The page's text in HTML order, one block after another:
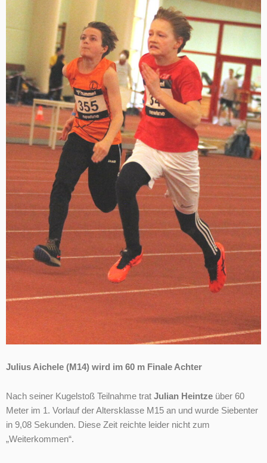
Julius Aichele (M14) wird im 60 m Finale Achter
Nach seiner Kugelstoß Teilnahme trat Julian Heintze über 60
Meter im 1. Vorlauf der Altersklasse M15 an und wurde Siebenter
in 9,08 Sekunden. Diese Zeit reichte leider nicht zum
„Weiterkommen“.